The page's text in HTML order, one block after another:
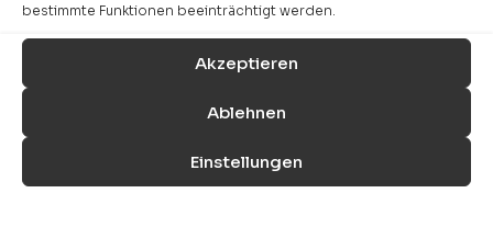
bestimmte Funktionen beeinträchtigt werden.
Akzeptieren
Ablehnen
Einstellungen
Habt ihr dieses Rezept schon
ausprobiert?
@mehralsrohkost
#mehralsrohkost
Kommentare